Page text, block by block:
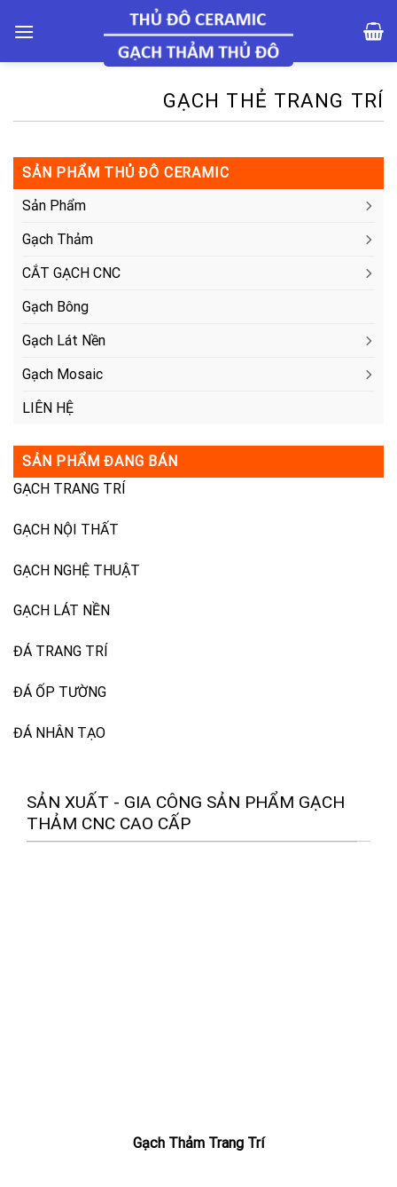
GẠCH THẺ TRANG TRÍ
SẢN PHẨM THỦ ĐÔ CERAMIC
Sản Phẩm
Gạch Thảm
CẮT GẠCH CNC
Gạch Bông
Gạch Lát Nền
Gạch Mosaic
LIÊN HỆ
SẢN PHẨM ĐANG BÁN
GẠCH TRANG TRÍ
GẠCH NỘI THẤT
GẠCH NGHỆ THUẬT
GẠCH LÁT NỀN
ĐÁ TRANG TRÍ
ĐÁ ỐP TƯỜNG
ĐÁ NHÂN TẠO
SẢN XUẤT - GIA CÔNG SẢN PHẨM GẠCH
THẢM CNC CAO CẤP
Gạch Thảm Trang Trí